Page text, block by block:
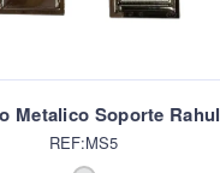
Metalico Soporte Rahul
REF:MS5